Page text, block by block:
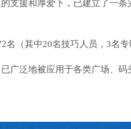
支援和厚爱下，已建立了一
（其中20名技巧人员，3名
广泛地被应用于各类广场、